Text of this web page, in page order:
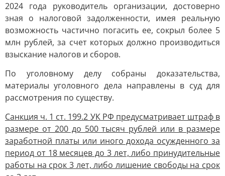
2024 года руководитель организации, достоверно
зная о налоговой задолженности, имея реальную
возможность частично погасить ее, сокрыл более 5
млн рублей, за счет которых должно производиться
взыскание налогов и сборов.
По уголовному делу собраны доказательства,
материалы уголовного дела направлены в суд для
рассмотрения по существу.
Санкция ч. 1 ст. 199.2 УК РФ предусматривает штраф в
размере от 200 до 500 тысяч рублей или в размере
заработной платы или иного дохода осужденного за
период от 18 месяцев до 3 лет, либо принудительные
работы на срок 3 лет, либо лишение свободы на срок